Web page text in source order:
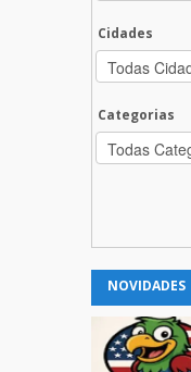
Cidades
Categorias
NOVIDADES